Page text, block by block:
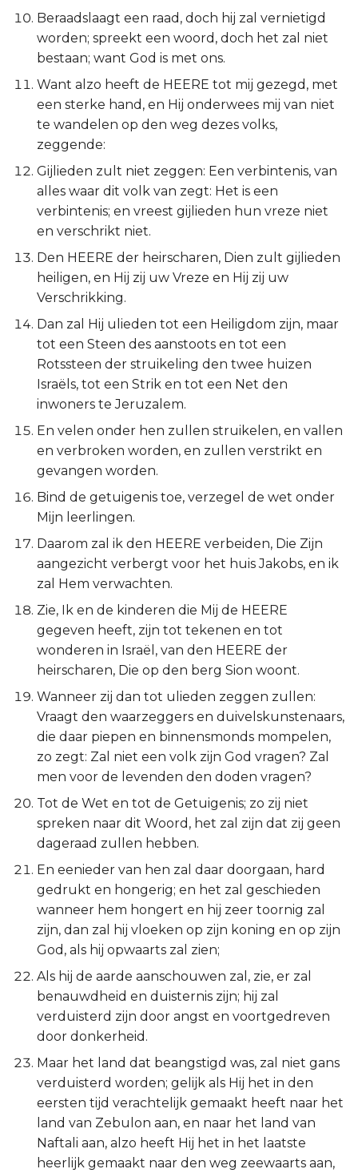
2 Petrus
1 Johannes
2 Johannes
3 Johannes
Beraadslaagt een raad, doch hij zal vernietigd
worden; spreekt een woord, doch het zal niet
bestaan; want God is met ons.
Want alzo heeft de HEERE tot mij gezegd, met
een sterke hand, en Hij onderwees mij van niet
te wandelen op den weg dezes volks,
zeggende:
Gijlieden zult niet zeggen: Een verbintenis, van
alles waar dit volk van zegt: Het is een
verbintenis; en vreest gijlieden hun vreze niet
en verschrikt niet.
Den HEERE der heirscharen, Dien zult gijlieden
heiligen, en Hij zij uw Vreze en Hij zij uw
Verschrikking.
Dan zal Hij ulieden tot een Heiligdom zijn, maar
tot een Steen des aanstoots en tot een
Rotssteen der struikeling den twee huizen
Israëls, tot een Strik en tot een Net den
inwoners te Jeruzalem.
En velen onder hen zullen struikelen, en vallen
en verbroken worden, en zullen verstrikt en
gevangen worden.
Bind de getuigenis toe, verzegel de wet onder
Mijn leerlingen.
Daarom zal ik den HEERE verbeiden, Die Zijn
aangezicht verbergt voor het huis Jakobs, en ik
zal Hem verwachten.
Zie, Ik en de kinderen die Mij de HEERE
gegeven heeft, zijn tot tekenen en tot
wonderen in Israël, van den HEERE der
heirscharen, Die op den berg Sion woont.
Wanneer zij dan tot ulieden zeggen zullen:
Vraagt den waarzeggers en duivelskunstenaars,
die daar piepen en binnensmonds mompelen,
zo zegt: Zal niet een volk zijn God vragen? Zal
men voor de levenden den doden vragen?
Tot de Wet en tot de Getuigenis; zo zij niet
spreken naar dit Woord, het zal zijn dat zij geen
dageraad zullen hebben.
En eenieder van hen zal daar doorgaan, hard
gedrukt en hongerig; en het zal geschieden
wanneer hem hongert en hij zeer toornig zal
zijn, dan zal hij vloeken op zijn koning en op zijn
God, als hij opwaarts zal zien;
Als hij de aarde aanschouwen zal, zie, er zal
benauwdheid en duisternis zijn; hij zal
verduisterd zijn door angst en voortgedreven
door donkerheid.
Maar het land dat beangstigd was, zal niet gans
verduisterd worden; gelijk als Hij het in den
eersten tijd verachtelijk gemaakt heeft naar het
land van Zebulon aan, en naar het land van
Naftali aan, alzo heeft Hij het in het laatste
heerlijk gemaakt naar den weg zeewaarts aan,